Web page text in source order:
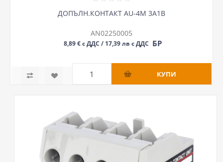
ДОПЪЛН.КОНТАКТ AU-4M 3A1B
AN02250005
8,89 € с ДДС / 17,39 лв с ДДС БР